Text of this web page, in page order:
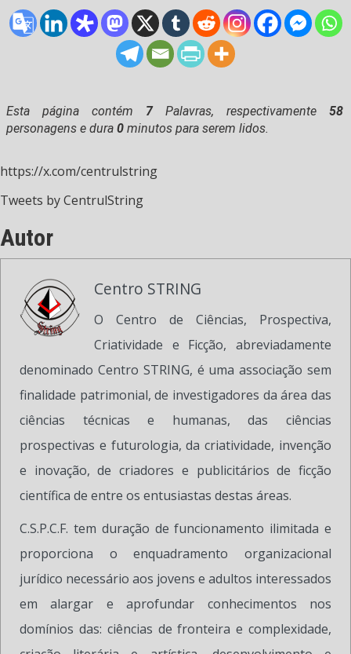
Esta página contém 7Palavras, respectivamente 58
personagens e dura 0 minutos para serem lidos.
https://x.com/centrulstring
Tweets by CentrulString
Autor
Centro STRING
O Centro de Ciências, Prospectiva,
Criatividade e Ficção, abreviadamente
denominado Centro STRING, é uma associação sem
finalidade patrimonial, de investigadores da área das
ciências técnicas e humanas, das ciências
prospectivas e futurologia, da criatividade, invenção
e inovação, de criadores e publicitários de ficção
científica de entre os entusiastas destas áreas.
C.S.P.C.F. tem duração de funcionamento ilimitada e
proporciona o enquadramento organizacional
jurídico necessário aos jovens e adultos interessados
​​em alargar e aprofundar conhecimentos nos
domínios das: ciências de fronteira e complexidade,